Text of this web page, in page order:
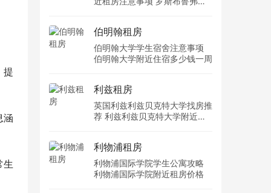
提
涵
生
伯明翰租房
伯明翰大学学生宿舍注意事项
伯明翰大学附近住宿多少钱一周
利兹租房
英国利兹利兹贝克特大学找房推
荐 利兹利兹贝克特大学附近住
利物浦租房
利物浦国际学院学生公寓攻略
利物浦国际学院附近租房价格